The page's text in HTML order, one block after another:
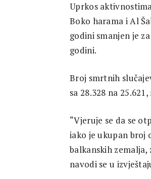
Uprkos
Boko harama i Al
godini smanjen je
godini.
Broj smrtnih
sa 28.328 na
“Vjeruje se da se
iako je ukupan broj
balkanskih zemalja,
navodi se u